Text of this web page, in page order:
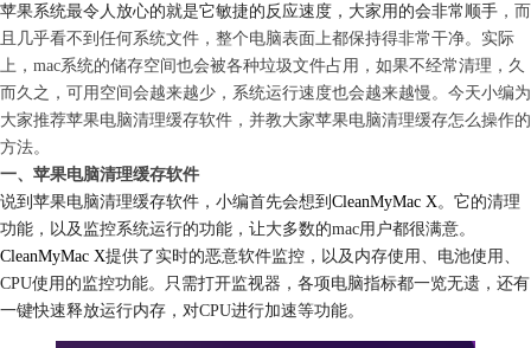
苹果系统最令人放心的就是它敏捷的反应速度，大家用的会非常顺手 ，而
且几乎看不到任何系统文件，整个电脑表面上都保持得非常干净。实际
上，mac系统的储存空间也会被各种垃圾文件占用，如果不经常清理，久
而久之，可用空间会越来越少，系统运行速度也会越来越慢。今天小编为
大家推荐苹果电脑清理缓存软件，并教大家苹果电脑清理缓存怎么操作的
方法。
一、苹果电脑清理缓存软件
说到苹果电脑清理缓存软件，小编首先会想到CleanMyMac X。它的清理
功能，以及监控系统运行的功能，让大多数的mac用户都很满意。
CleanMyMac X提供了实时的恶意软件监控，以及内存使用、电池使用、
CPU使用的监控功能。只需打开监视器，各项电脑指标都一览无遗，还有
一键快速释放运行内存，对CPU进行加速等功能。